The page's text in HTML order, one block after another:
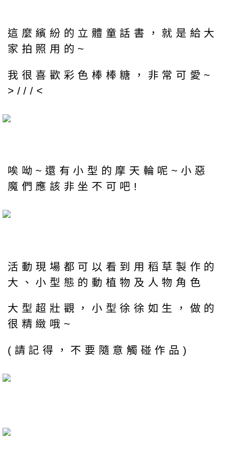
這麼繽紛的立體童話書，就是給大
家拍照用的~
我很喜歡彩色棒棒糖，非常可愛~
>///<
唉呦~還有小型的摩天輪呢~小惡
魔們應該非坐不可吧!
活動現場都可以看到用稻草製作的
大、小型態的動植物及人物角色
大型超壯觀，小型徐徐如生，做的
很精緻哦~
(請記得，不要隨意觸碰作品)